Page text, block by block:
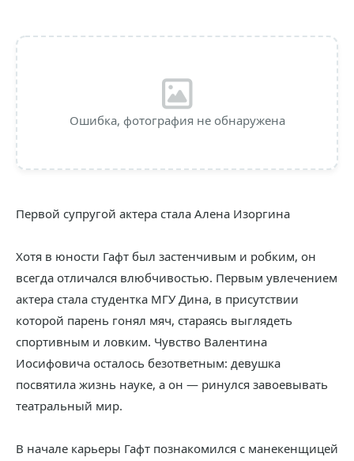
Ошибка, фотография не обнаружена
Первой супругой актера стала Алена Изоргина
Хотя в юности Гафт был застенчивым и робким, он
всегда отличался влюбчивостью. Первым увлечением
актера стала студентка МГУ Дина, в присутствии
которой парень гонял мяч, стараясь выглядеть
спортивным и ловким. Чувство Валентина
Иосифовича осталось безответным: девушка
посвятила жизнь науке, а он — ринулся завоевывать
театральный мир.
В начале карьеры Гафт познакомился с манекенщицей